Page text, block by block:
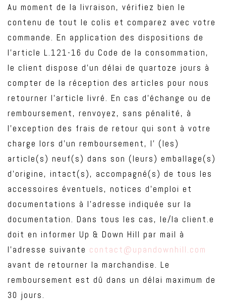
Au moment de la livraison, vérifiez bien le
contenu de tout le colis et comparez avec votre
commande. En application des dispositions de
l’article L.121-16 du Code de la consommation,
le client dispose d’un délai de quartoze jours à
compter de la réception des articles pour nous
retourner l’article livré. En cas d’échange ou de
remboursement, renvoyez, sans pénalité, à
l’exception des frais de retour qui sont à votre
charge lors d’un remboursement, l’ (les)
article(s) neuf(s) dans son (leurs) emballage(s)
d’origine, intact(s), accompagné(s) de tous les
accessoires éventuels, notices d’emploi et
documentations à l’adresse indiquée sur la
documentation. Dans tous les cas, le/la client.e
doit en informer Up & Down Hill par mail à
l’adresse suivante contact@upandownhill.com
avant de retourner la marchandise. Le
remboursement est dû dans un délai maximum de
30 jours.